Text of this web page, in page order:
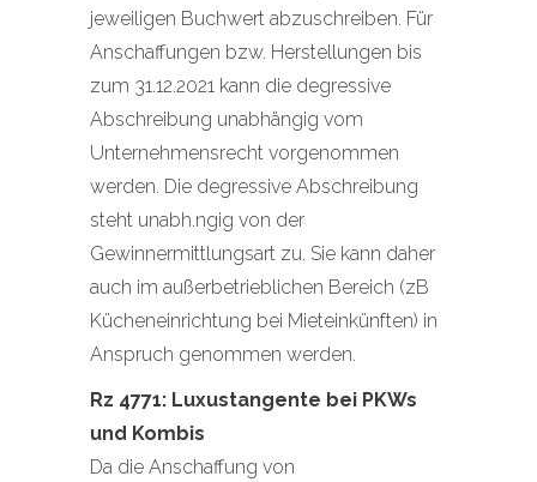
jeweiligen Buchwert abzuschreiben. Für
Anschaffungen bzw. Herstellungen bis
zum 31.12.2021 kann die degressive
Abschreibung unabhängig vom
Unternehmensrecht vorgenommen
werden. Die degressive Abschreibung
steht unabh.ngig von der
Gewinnermittlungsart zu. Sie kann daher
auch im außerbetrieblichen Bereich (zB
Kücheneinrichtung bei Mieteinkünften) in
Anspruch genommen werden.
Rz 4771: Luxustangente bei PKWs
und Kombis
Da die Anschaffung von